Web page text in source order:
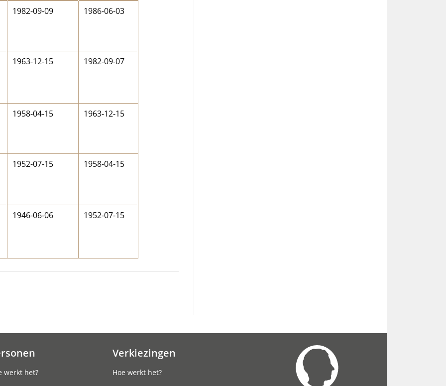
1982-09-09
1986-06-03
1963-12-15 1982-09-07
1958-04-15 1963-12-15
1952-07-15 1958-04-15
1946-06-06 1952-07-15
werkt het?
Verkiezingen
Hoe werkt het?